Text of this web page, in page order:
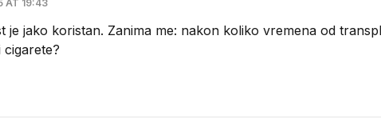
AT 19:43
je jako koristan. Zanima me: nakon koliko vremena od